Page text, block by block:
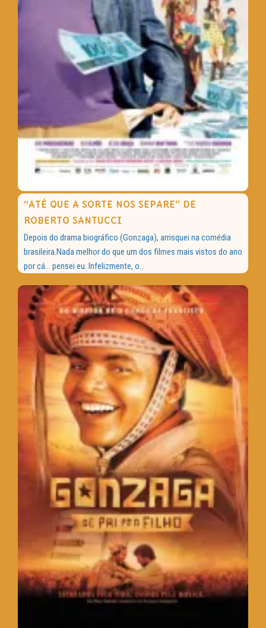
“ATÉ QUE A SORTE NOS SEPARE” DE
ROBERTO SANTUCCI
Depois do drama biográfico (Gonzaga), arrisquei na comédia
brasileira.Nada melhor do que um dos filmes mais vistos do ano
por cá… pensei eu. Infelizmente, o...